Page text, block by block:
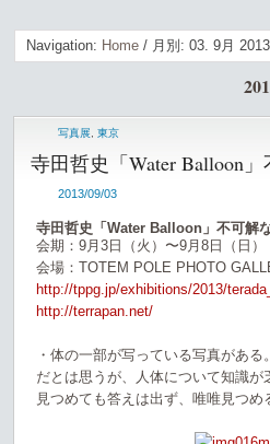
Navigation: Home / 月別: 03. 9月 2013
写真展 東京
寺田哲史「Water Balloon
2013/09/03
寺田哲史「Water Balloon」不可解
会期：9月3日（火）〜9月8日（日）
会場：TOTEM POLE PHOTO
http://tppg.jp/exhibitions/2013/
http://terrapan.net/
・体の一部が写っている写真があ
だとは思うが、人体について知識
見つめても答えは出ず、唯唯見つめ